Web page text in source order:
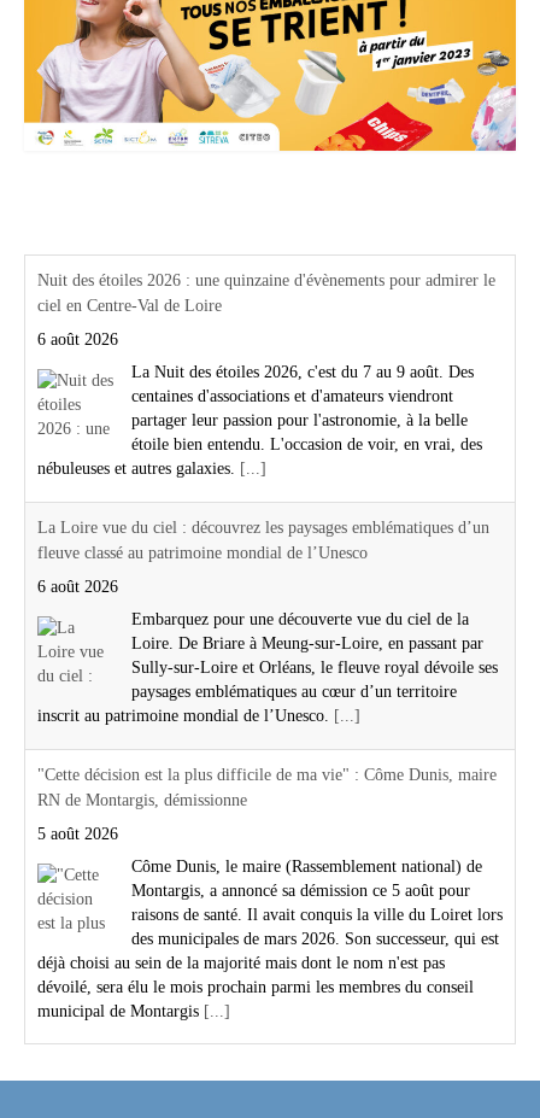
Nuit des étoiles 2026 : une quinzaine d'évènements pour admirer le
ciel en Centre-Val de Loire
6 août 2026
La Nuit des étoiles 2026, c'est du 7 au 9 août. Des
centaines d'associations et d'amateurs viendront
partager leur passion pour l'astronomie, à la belle
étoile bien entendu. L'occasion de voir, en vrai, des
nébuleuses et autres galaxies. [...]
La Loire vue du ciel : découvrez les paysages emblématiques d’un
fleuve classé au patrimoine mondial de l’Unesco
6 août 2026
Embarquez pour une découverte vue du ciel de la
Loire. De Briare à Meung-sur-Loire, en passant par
Sully-sur-Loire et Orléans, le fleuve royal dévoile ses
paysages emblématiques au cœur d’un territoire
inscrit au patrimoine mondial de l’Unesco. [...]
"Cette décision est la plus difficile de ma vie" : Côme Dunis, maire
RN de Montargis, démissionne
5 août 2026
Côme Dunis, le maire (Rassemblement national) de
Montargis, a annoncé sa démission ce 5 août pour
raisons de santé. Il avait conquis la ville du Loiret lors
des municipales de mars 2026. Son successeur, qui est
déjà choisi au sein de la majorité mais dont le nom n'est pas
dévoilé, sera élu le mois prochain parmi les membres du conseil
municipal de Montargis [...]